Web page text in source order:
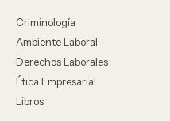
Criminología
Ambiente Laboral
Derechos Laborales
Ética Empresarial
Libros